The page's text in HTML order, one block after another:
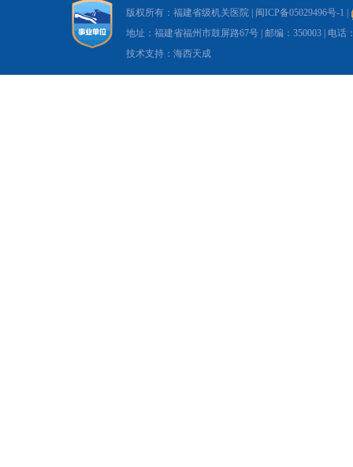
版权所有：福建省级机关医院 | 闽ICP备05029496号-1
地址：福建省福州市鼓屏路67号 | 邮编：350003 | 电话
技术支持：海西天成